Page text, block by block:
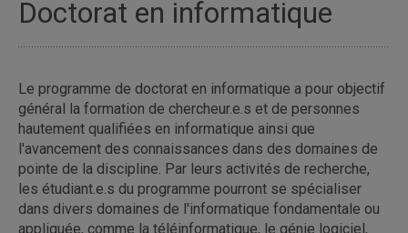
Doctorat en informatique
Le programme de doctorat en informatique a pour objectif
général la formation de chercheur.e.s et de personnes
hautement qualifiées en informatique ainsi que
l'avancement des connaissances dans des domaines de
pointe de la discipline. Par leurs activités de recherche,
les étudiant.e.s du programme pourront se spécialiser
dans divers domaines de l'informatique fondamentale ou
appliquée, comme la téléinformatique, le génie logiciel,